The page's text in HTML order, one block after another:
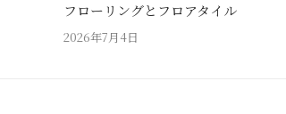
フローリングとフロアタイル
2026年7月4日